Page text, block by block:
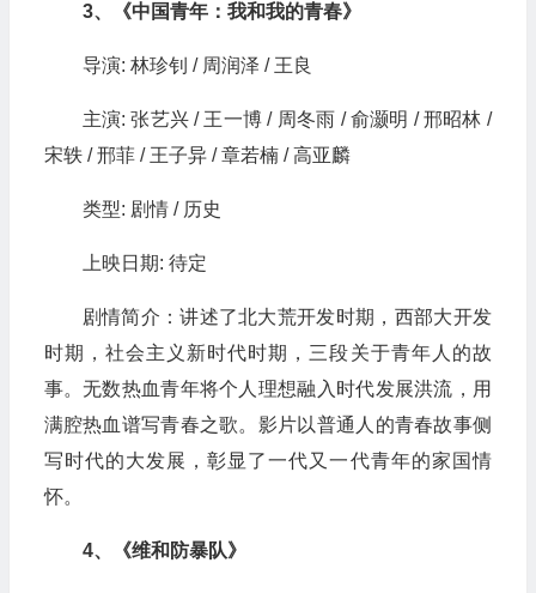
3、《中国青年：我和我的青春》
导演: 林珍钊 / 周润泽 / 王良
主演: 张艺兴 / 王一博 / 周冬雨 / 俞灏明 / 邢昭林 /
宋轶 / 邢菲 / 王子异 / 章若楠 / 高亚麟
类型: 剧情 / 历史
上映日期: 待定
剧情简介：讲述了北大荒开发时期，西部大开发
时期，社会主义新时代时期，三段关于青年人的故
事。无数热血青年将个人理想融入时代发展洪流，用
满腔热血谱写青春之歌。影片以普通人的青春故事侧
写时代的大发展，彰显了一代又一代青年的家国情
怀。
4、《维和防暴队》